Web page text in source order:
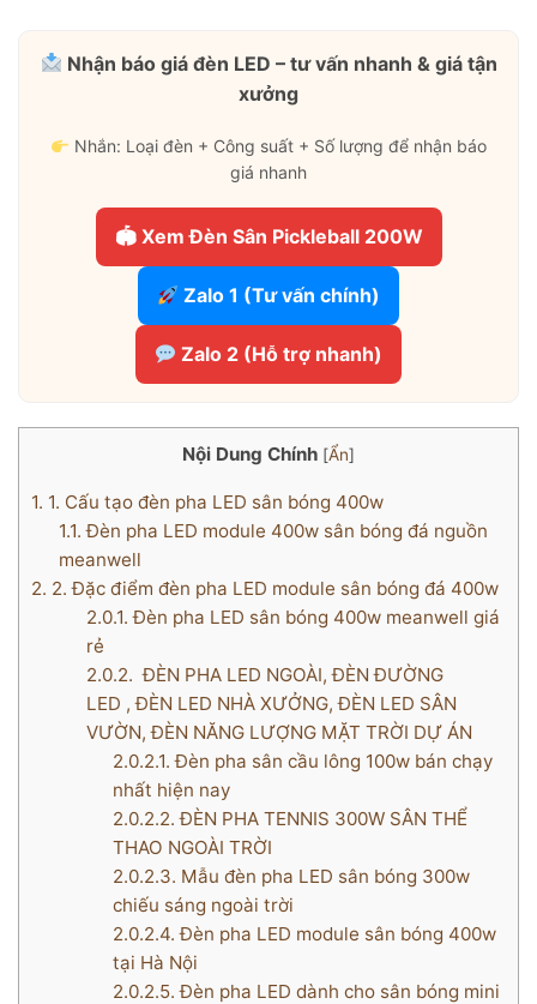
Nhận báo giá đèn LED – tư vấn nhanh & giá tận
xưởng
Nhắn: Loại đèn + Công suất + Số lượng để nhận báo
giá nhanh
🏟 Xem Đèn Sân Pickleball 200W
Zalo 1 (Tư vấn chính)
Zalo 2 (Hỗ trợ nhanh)
Nội Dung Chính [Ẩn]
1. 1. Cấu tạo đèn pha LED sân bóng 400w
1.1. Đèn pha LED module 400w sân bóng đá nguồn
meanwell
2. 2. Đặc điểm đèn pha LED module sân bóng đá 400w
2.0.1. Đèn pha LED sân bóng 400w meanwell giá
rẻ
2.0.2. ĐÈN PHA LED NGOÀI, ĐÈN ĐƯỜNG
LED , ĐÈN LED NHÀ XƯỞNG, ĐÈN LED SÂN
VƯỜN, ĐÈN NĂNG LƯỢNG MẶT TRỜI DỰ ÁN
2.0.2.1. Đèn pha sân cầu lông 100w bán chạy
nhất hiện nay
2.0.2.2. ĐÈN PHA TENNIS 300W SÂN THỂ
THAO NGOÀI TRỜI
2.0.2.3. Mẫu đèn pha LED sân bóng 300w
chiếu sáng ngoài trời
2.0.2.4. Đèn pha LED module sân bóng 400w
tại Hà Nội
2.0.2.5. Đèn pha LED dành cho sân bóng mini